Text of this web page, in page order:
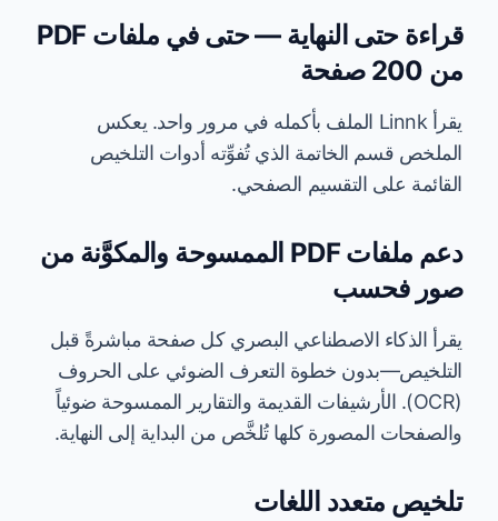
قراءة حتى النهاية — حتى في ملفات PDF
من 200 صفحة
يقرأ Linnk الملف بأكمله في مرور واحد. يعكس
الملخص قسم الخاتمة الذي تُفوِّته أدوات التلخيص
القائمة على التقسيم الصفحي.
دعم ملفات PDF الممسوحة والمكوَّنة من
صور فحسب
يقرأ الذكاء الاصطناعي البصري كل صفحة مباشرةً قبل
التلخيص—بدون خطوة التعرف الضوئي على الحروف
(OCR). الأرشيفات القديمة والتقارير الممسوحة ضوئياً
والصفحات المصورة كلها تُلخَّص من البداية إلى النهاية.
تلخيص متعدد اللغات